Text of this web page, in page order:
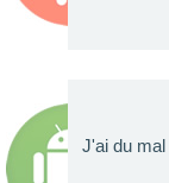
J'ai du